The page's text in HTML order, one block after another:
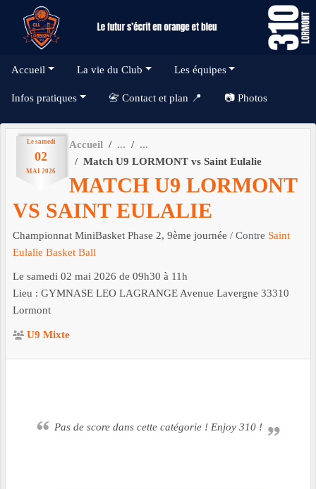
Accueil La vie du Club Les équipes
Infos pratiques 📇 Contact et plan 📍 📷 Photos
Le samedi
02
MAI 2026
Accueil
Match U9 LORMONT vs Saint Eulalie
MATCH U9 LORMONT
VS SAINT EULALIE
Championnat MiniBasket Phase 2, 9ème journée / Contre Saint
Eulalie Basket Ball
Le samedi 02 mai 2026 de 09h30 à 11h
Lieu : GYMNASE LEO LAGRANGE Avenue Lavergne 33310
Lormont
U9 Mixte
Pas de score dans cette catégorie ! Enjoy 310 !
Panneau de gestion des cookies